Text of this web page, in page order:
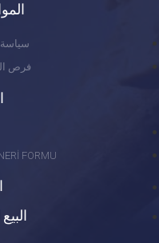
سياسة
فرص
FORMU